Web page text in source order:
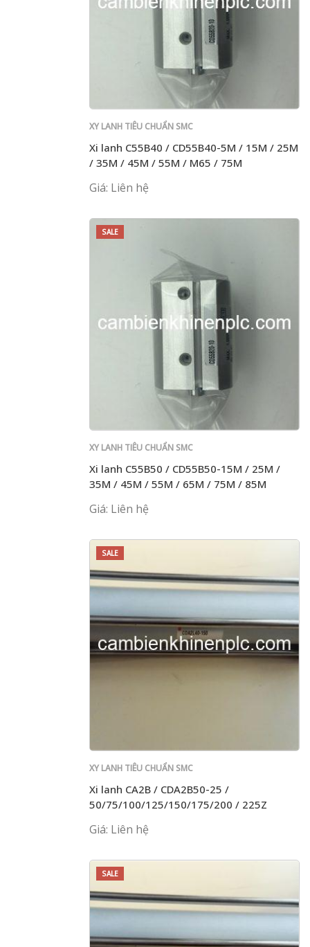
XY LANH TIÊU CHUẨN SMC
Xi lanh C55B40 / CD55B40-5M / 15M / 25M
/ 35M / 45M / 55M / M65 / 75M
Giá: Liên hệ
SALE
XY LANH TIÊU CHUẨN SMC
Xi lanh C55B50 / CD55B50-15M / 25M /
35M / 45M / 55M / 65M / 75M / 85M
Giá: Liên hệ
SALE
XY LANH TIÊU CHUẨN SMC
Xi lanh CA2B / CDA2B50-25 /
50/75/100/125/150/175/200 / 225Z
Giá: Liên hệ
SALE